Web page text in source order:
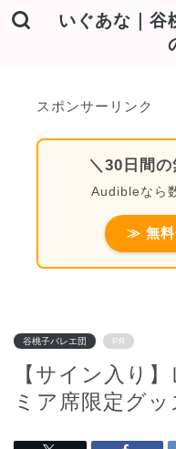
いぐあな｜谷
スポンサーリンク
＼30日間
Audibleなら
≫ 無料
谷桃子バレエ団 PR
【サイン入り
ミア席限定グッ